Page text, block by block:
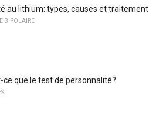
au lithium: types, causes et traitement
BIPOLAIRE
ce que le test de personnalité?